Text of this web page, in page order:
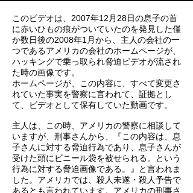
このビデオは、2007年12月28日の息子の首
に赤いひもの痕がついていたのを発見した僅
か数日後の2008年1月から、主人の会社の一
つであるアメリカの会社のホームページが、
ハッキングで乗っ取られ脅迫ビデオが流され
た時の画像です。
ホームページが、この内容に、すべて変更さ
れていた事実を警察に言われて、証拠とし
て、ビデオとして保有していた動画です。
主人は、この時、アメリカの警察に相談して
いますが、刑事さんから、『この内容は、息
子さんに対する脅迫行為であり、息子さんが
受けた頭にビニール袋を被せられる。という
行為に対する脅迫画像である。』と言われま
した。アメリカでは、殺人未遂・殺人予告で
あるとも言われています。アメリカの刑事さ